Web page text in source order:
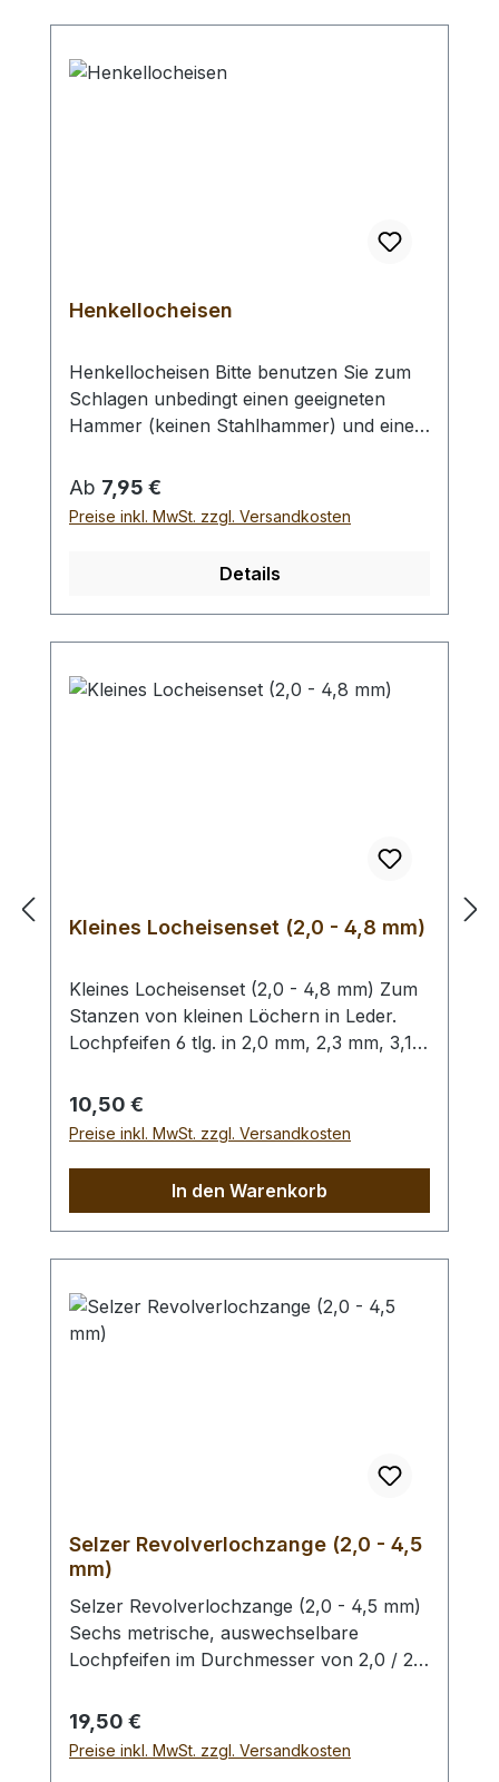
Henkellocheisen
Henkellocheisen Bitte benutzen Sie zum
Schlagen unbedingt einen geeigneten
Hammer (keinen Stahlhammer) und eine
Schneidmatte) um eine Beschädigung des
Werkzeugs auszuschliessen, siehe
Zubehör. Verfügbare Größen:- Ø 1,0 mm-
mm- Ø 6,0 mm- Ø 7,0 mm- Ø 8,0 mm- Ø
9,0 mm- Ø 10,0 mm Bei einer Bestellung 1
Stück erhalten Sie 1 Henkellocheisen der
Regulärer Preis:
Ab 7,95 €
Preise inkl. MwSt. zzgl. Versandkosten
Details
Kleines Locheisenset (2,0 - 4,8 mm)
Kleines Locheisenset (2,0 - 4,8 mm) Zum
Stanzen von kleinen Löchern in Leder.
Lochpfeifen 6 tlg. in 2,0 mm, 2,3 mm, 3,1
benutzen Sie zum Schlagen unbedingt
einen geeigneten Hammer (keinen
Stahlhammer) und eine geeignete
eine Beschädigung des Werkzeugs
auszuschliessen, siehe Zubehör.
Regulärer Preis:
10,50 €
Preise inkl. MwSt. zzgl. Versandkosten
In den Warenkorb
Selzer Revolverlochzange (2,0 - 4,5
mm)
Selzer Revolverlochzange (2,0 - 4,5 mm)
Sechs metrische, auswechselbare
Lochpfeifen im Durchmesser von 2,0 / 2,5
Sichtfenster für gewählten
Lochdurchmesser. Automatischer
Feststeller, Oberfläche silber vernickelt mit
Regulärer Preis:
19,50 €
Preise inkl. MwSt. zzgl. Versandkosten